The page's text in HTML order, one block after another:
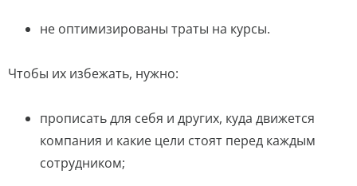
не оптимизированы траты на курсы.
Чтобы их избежать, нужно:
прописать для себя и других, куда движется
компания и какие цели стоят перед каждым
сотрудником;